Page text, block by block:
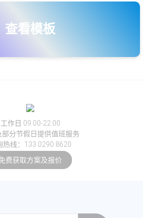
查看模板
工作日 09:00-22:00
部分节假日提供值班服务
热线：133 0290 8620
费获取方案及报价